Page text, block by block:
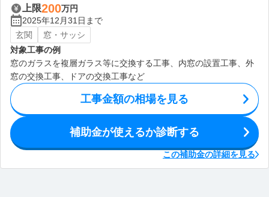
上限200万円
2025年12月31日まで
玄関
窓・サッシ
対象工事の例
窓のガラスを複層ガラス等に交換する工事、内窓の設置工事、外
窓の交換工事、ドアの交換工事など
工事金額の相場を見る
補助金が使えるか診断する
この補助金の詳細を見る